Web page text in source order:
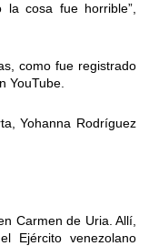
cosa fue horrible”,
como fue registrado
YouTube.
Yohanna Rodríguez
Carmen de Uria. Allí,
Ejército venezolano